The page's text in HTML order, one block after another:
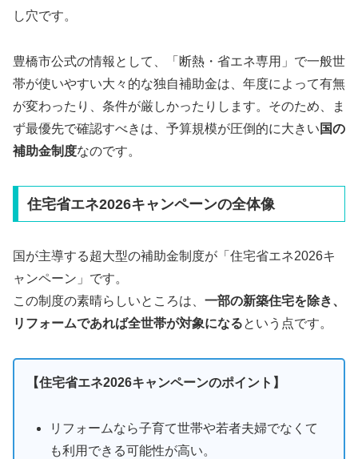
し穴です。
豊橋市公式の情報として、「断熱・省エネ専用」で一般世
帯が使いやすい大々的な独自補助金は、年度によって有無
が変わったり、条件が厳しかったりします。そのため、ま
ず最優先で確認すべきは、予算規模が圧倒的に大きい 国の
補助金制度なのです。
住宅省エネ2026キャンペーンの全体像
国が主導する超大型の補助金制度が「住宅省エネ2026キ
ャンペーン」です。
この制度の素晴らしいところは、 一部の新築住宅を除き、
リフォームであれば全世帯が対象になるという点です。
【住宅省エネ2026キャンペーンのポイント】
リフォームなら子育て世帯や若者夫婦でなくて
も利用できる可能性が高い。